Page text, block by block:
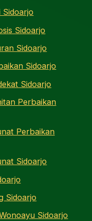
Sidoarjo
Sidoarjo
Sidoarjo
Sidoarjo
Sidoarjo
Perbaikan
Perbaikan
Sidoarjo
Sidoarjo
Sidoarjo